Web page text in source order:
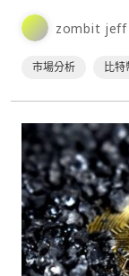
zombit jeff
市場分析 比特